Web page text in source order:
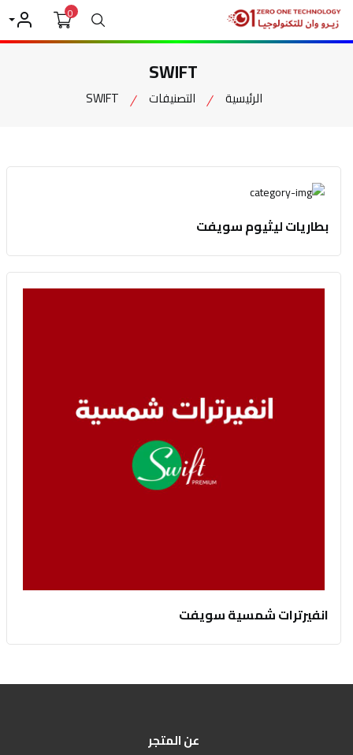
بحث0
حسابي
SWIFT
الرئيسية التصنيفات SWIFT
بطاريات ليثيوم سويفت
انفيرترات شمسية سويفت
عن المتجر